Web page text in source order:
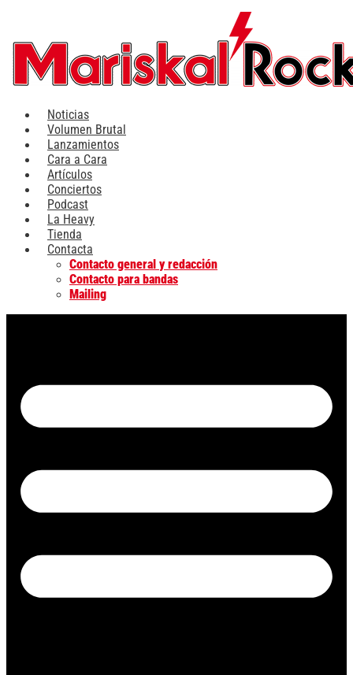
contenido
Noticias
Volumen Brutal
Lanzamientos
Cara a Cara
Artículos
Conciertos
Podcast
La Heavy
Tienda
Contacta
Contacto general y redacción
Contacto para bandas
Mailing